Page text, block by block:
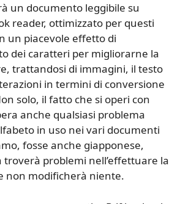
un documento leggibile su
reader, ottimizzato per questi
un piacevole effetto di
dei caratteri per migliorarne la
trattandosi di immagini, il testo
in termini di conversione
solo, il fatto che si operi con
anche qualsiasi problema
in uso nei vari documenti
fosse anche giapponese,
troverà problemi nell’effettuare la
non modificherà niente.